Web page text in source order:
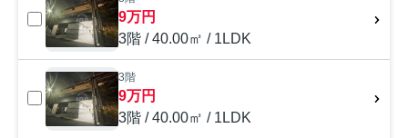
9万円
3階 / 40.00㎡ / 1LDK
3階
9万円
3階 / 40.00㎡ / 1LDK